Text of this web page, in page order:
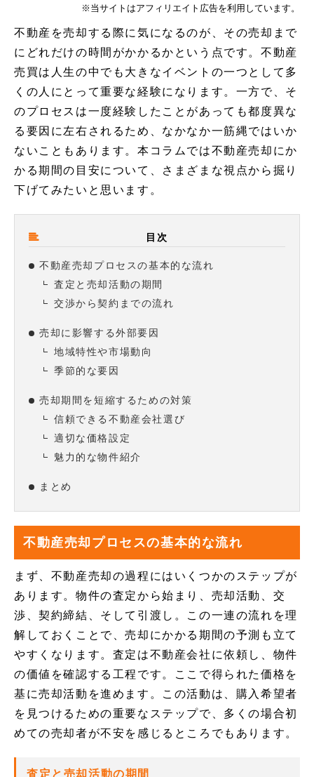
※当サイトはアフィリエイト広告を利用しています。
不動産を売却する際に気になるのが、その売却まで
にどれだけの時間がかかるかという点です。不動産
売買は人生の中でも大きなイベントの一つとして多
くの人にとって重要な経験になります。一方で、そ
のプロセスは一度経験したことがあっても都度異な
る要因に左右されるため、なかなか一筋縄ではいか
ないこともあります。本コラムでは不動産売却にか
かる期間の目安について、さまざまな視点から掘り
下げてみたいと思います。
目次
不動産売却プロセスの基本的な流れ
査定と売却活動の期間
交渉から契約までの流れ
売却に影響する外部要因
地域特性や市場動向
季節的な要因
売却期間を短縮するための対策
信頼できる不動産会社選び
適切な価格設定
魅力的な物件紹介
まとめ
不動産売却プロセスの基本的な流れ
まず、不動産売却の過程にはいくつかのステップが
あります。物件の査定から始まり、売却活動、交
渉、契約締結、そして引渡し。この一連の流れを理
解しておくことで、売却にかかる期間の予測も立て
やすくなります。査定は不動産会社に依頼し、物件
の価値を確認する工程です。ここで得られた価格を
基に売却活動を進めます。この活動は、購入希望者
を見つけるための重要なステップで、多くの場合初
めての売却者が不安を感じるところでもあります。
査定と売却活動の期間